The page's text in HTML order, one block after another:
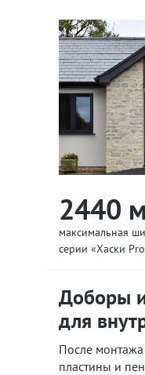
2440
максимальная
серии «Хаски
Доборы
для
После
пластины и